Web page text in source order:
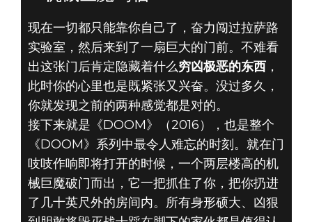
DOOM® Eternal
2019年9月30日
《DOOM》5大难
忘时刻 - #1：机
械巨魔驾临！
现在一切都只能靠你自己了，奋力闯过拉萨路
实验室，然后来到了一扇巨大的门前。不难看
出这张门后肯定隐藏着什么穷凶极恶的东西，
此时你的心里也是既紧张又兴奋。没过多久，
你就发现之前的两种感觉都是对的。
接下来就是《DOOM》（2016），也是整个
《DOOM》系列中最令人难忘的时刻。就在门
吱吱作响即将打开的时候，一个两层楼高的机
械巨魔破门而出，它一把抓住了你，把你扔进
了几十英尺外的房间内。所有身形硕大、凶狠